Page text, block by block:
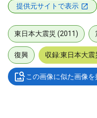
提供元サイトで表示
東日本大震災 (2011)
復興 収録:東日本大
この画像に似た画像を